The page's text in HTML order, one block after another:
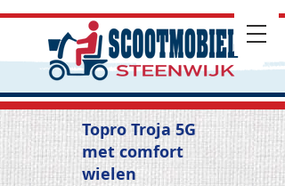
Topro Troja 5G
met comfort
wielen